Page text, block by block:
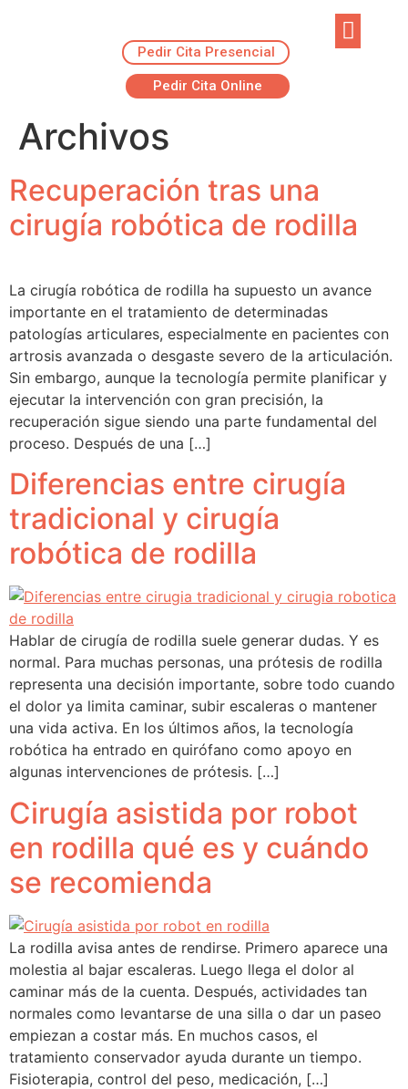
Pedir Cita Presencial
Pedir Cita Online
Archivos
Recuperación tras una
cirugía robótica de rodilla
La cirugía robótica de rodilla ha supuesto un avance
importante en el tratamiento de determinadas
patologías articulares, especialmente en pacientes con
artrosis avanzada o desgaste severo de la articulación.
Sin embargo, aunque la tecnología permite planificar y
ejecutar la intervención con gran precisión, la
recuperación sigue siendo una parte fundamental del
proceso. Después de una […]
Diferencias entre cirugía
tradicional y cirugía
robótica de rodilla
Hablar de cirugía de rodilla suele generar dudas. Y es
normal. Para muchas personas, una prótesis de rodilla
representa una decisión importante, sobre todo cuando
el dolor ya limita caminar, subir escaleras o mantener
una vida activa. En los últimos años, la tecnología
robótica ha entrado en quirófano como apoyo en
algunas intervenciones de prótesis. […]
Cirugía asistida por robot
en rodilla qué es y cuándo
se recomienda
La rodilla avisa antes de rendirse. Primero aparece una
molestia al bajar escaleras. Luego llega el dolor al
caminar más de la cuenta. Después, actividades tan
normales como levantarse de una silla o dar un paseo
empiezan a costar más. En muchos casos, el
tratamiento conservador ayuda durante un tiempo.
Fisioterapia, control del peso, medicación, […]